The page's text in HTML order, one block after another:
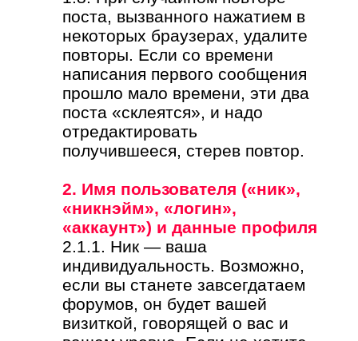
поста, вызванного нажатием в
некоторых браузерах, удалите
повторы. Если со времени
написания первого сообщения
прошло мало времени, эти два
поста «склеятся», и надо
отредактировать
получившееся, стерев повтор.
2. Имя пользователя («ник»,
«никнэйм», «логин»,
«аккаунт») и данные профиля
2.1.1. Ник — ваша
индивидуальность. Возможно,
если вы станете завсегдатаем
форумов, он будет вашей
визиткой, говорящей о вас и